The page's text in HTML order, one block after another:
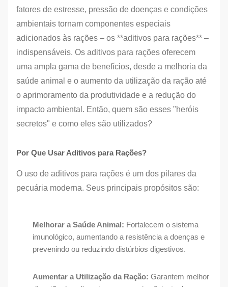
fatores de estresse, pressão de doenças e condições
ambientais tornam componentes especiais
adicionados às rações – os **aditivos para rações** –
indispensáveis. Os aditivos para rações oferecem
uma ampla gama de benefícios, desde a melhoria da
saúde animal e o aumento da utilização da ração até
o aprimoramento da produtividade e a redução do
impacto ambiental. Então, quem são esses "heróis
secretos" e como eles são utilizados?
Por Que Usar Aditivos para Rações?
O uso de aditivos para rações é um dos pilares da
pecuária moderna. Seus principais propósitos são:
Melhorar a Saúde Animal: Fortalecem o sistema
imunológico, aumentando a resistência a doenças e
prevenindo ou reduzindo distúrbios digestivos.
Aumentar a Utilização da Ração: Garantem melhor